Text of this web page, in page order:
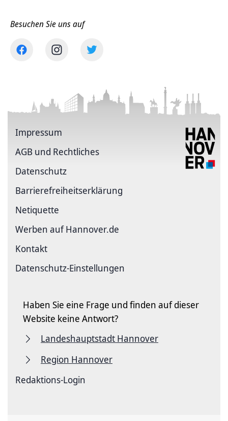
Besuchen Sie uns auf
Impressum
AGB und Rechtliches
Datenschutz
Barriere­freiheits­erklärung
Netiquette
Werben auf Hannover.de
Kontakt
Datenschutz-Einstellungen
Haben Sie eine Frage und finden auf dieser
Website keine Antwort?
Landeshauptstadt Hannover
Region Hannover
Redaktions-Login